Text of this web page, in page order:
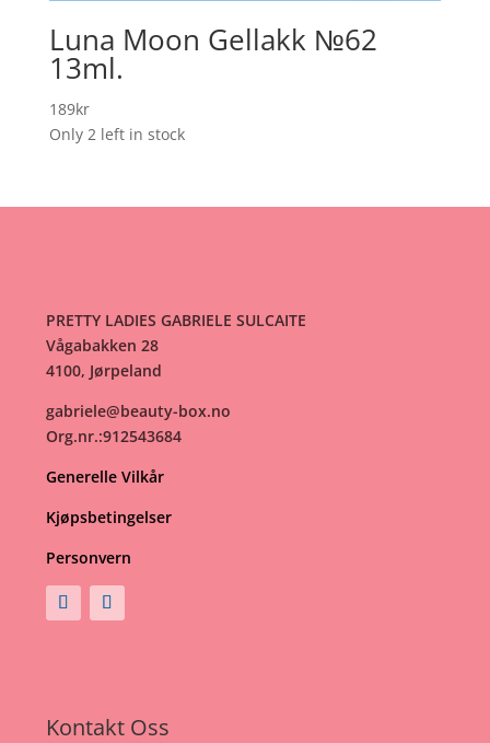
Luna Moon Gellakk №62
13ml.
189kr
Only 2 left in stock
PRETTY LADIES GABRIELE SULCAITE
Vågabakken 28
4100, Jørpeland
gabriele@beauty-box.no
Org.nr.:912543684
Generelle Vilkår
Kjøpsbetingelser
Personvern
Kontakt Oss